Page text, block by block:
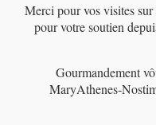
Merci pour vos visites
pour votre soutien
Gourmandement
MaryAthenes-